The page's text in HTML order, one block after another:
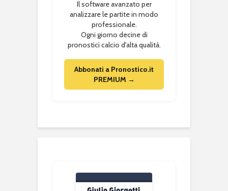
Il software avanzato per
analizzare le partite in modo
professionale.
Ogni giorno decine di
pronostici calcio d'alta qualità.
Abbonati a Pronostico.it
PREMIUM →